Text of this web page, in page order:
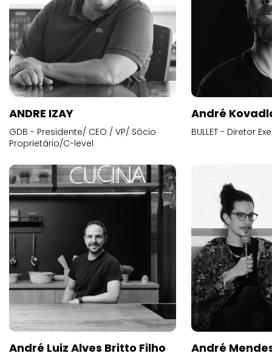
ANDRE IZAY
GDB - Presidente/ CEO / VP/ Sócio
Proprietário/C-level
André
BULLET - Diretor
André Luiz Alves Britto Filho André